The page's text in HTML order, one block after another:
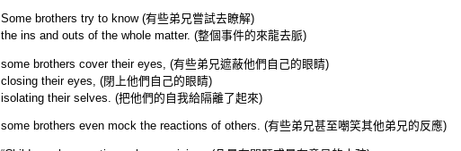
Some brothers try to know (有些弟兄嘗試去瞭解)
the ins and outs of the whole matter. (整個事件的來龍去脈)
some brothers cover their eyes, (有些弟兄遮蔽他們自己的眼睛)
closing their eyes, (閉上他們自己的眼睛)
isolating their selves. (把他們的自我給隔離了起來)
some brothers even mock the reactions of others. (有些弟兄甚至嘲笑其他弟兄的反應)